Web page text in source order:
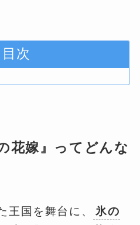
目次
花嫁』ってどんな
王国を舞台に、
氷の